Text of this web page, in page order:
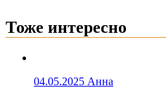
Тоже интересно
04.05.2025 Анна